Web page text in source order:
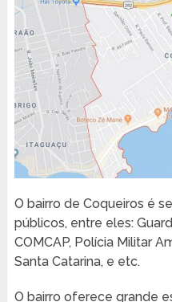
O bairro de Coqueiros é
públicos, entre eles:
COMCAP, Polícia Militar
Santa Catarina, e etc.
O bairro oferece grande